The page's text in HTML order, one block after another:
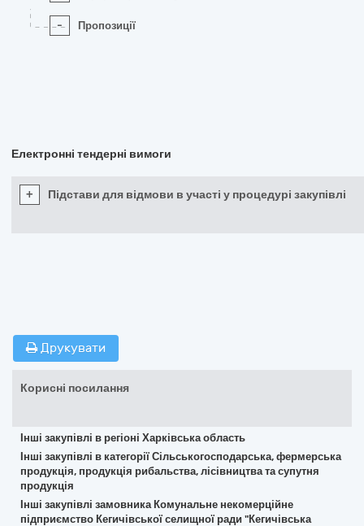
- Пропозиції
Електронні тендерні вимоги
+ Підстави для відмови в участі у процедурі закупівлі
Друкувати
Корисні посилання
Інші закупівлі в регіоні Харківська область
Інші закупівлі в категорії Сільськогосподарська, фермерська
продукція, продукція рибальства, лісівництва та супутня
продукція
Інші закупівлі замовника Комунальне некомерційне
підприємство Кегичівської селищної ради "Кегичівська